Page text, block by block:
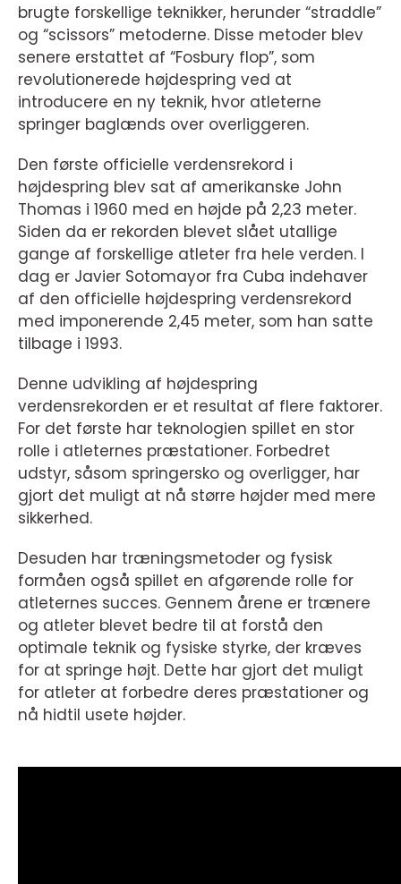
brugte forskellige teknikker, herunder “straddle”
og “scissors” metoderne. Disse metoder blev
senere erstattet af “Fosbury flop”, som
revolutionerede højdespring ved at
introducere en ny teknik, hvor atleterne
springer baglænds over overliggeren.
Den første officielle verdensrekord i
højdespring blev sat af amerikanske John
Thomas i 1960 med en højde på 2,23 meter.
Siden da er rekorden blevet slået utallige
gange af forskellige atleter fra hele verden. I
dag er Javier Sotomayor fra Cuba indehaver
af den officielle højdespring verdensrekord
med imponerende 2,45 meter, som han satte
tilbage i 1993.
Denne udvikling af højdespring
verdensrekorden er et resultat af flere faktorer.
For det første har teknologien spillet en stor
rolle i atleternes præstationer. Forbedret
udstyr, såsom springersko og overligger, har
gjort det muligt at nå større højder med mere
sikkerhed.
Desuden har træningsmetoder og fysisk
formåen også spillet en afgørende rolle for
atleternes succes. Gennem årene er trænere
og atleter blevet bedre til at forstå den
optimale teknik og fysiske styrke, der kræves
for at springe højt. Dette har gjort det muligt
for atleter at forbedre deres præstationer og
nå hidtil usete højder.